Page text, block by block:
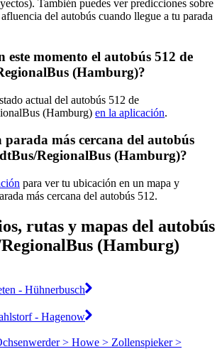
También puedes ver predicciones sobre
del autobús cuando llegue a tu parada
este momento el autobús 512 de
(Hamburg)?
actual del autobús 512 de
(Hamburg) en la aplicación.
parada más cercana del autobús
RegionalBus (Hamburg)?
para ver tu ubicación en un mapa y
más cercana del autobús 512.
rutas y mapas del autobús
(Hamburg)
- Hühnerbusch
- Hagenow
> Howe > Zollenspieker >